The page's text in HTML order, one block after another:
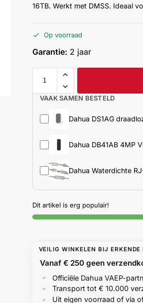
16TB. Werkt met DMSS. Ideaal
Op voorraad
Garantie: 2 jaar
VAAK SAMEN BESTELD
Dahua DS1AG
Dahua DB41AB 4MP
Dahua Waterdichte
Dit artikel is erg populair!
VEILIG WINKELEN BIJ ERKENDE
Vanaf € 250 geen
Officiële Dahua VAEP-
Transport tot € 10.000
Uit eigen voorraad of via